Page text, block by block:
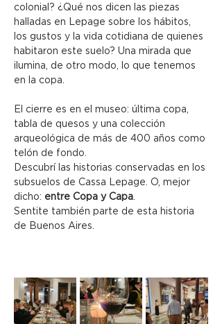
colonial? ¿Qué nos dicen las piezas
halladas en Lepage sobre los hábitos,
los gustos y la vida cotidiana de quienes
habitaron este suelo? Una mirada que
ilumina, de otro modo, lo que tenemos
en la copa.
El cierre es en el museo: última copa,
tabla de quesos y una colección
arqueológica de más de 400 años como
telón de fondo.
Descubrí las historias conservadas en los
subsuelos de Cassa Lepage. O, mejor
dicho: entre Copa y Capa.
Sentite también parte de esta historia
de Buenos Aires.